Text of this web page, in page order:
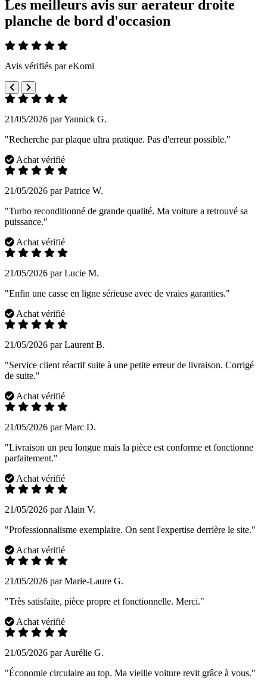
Les meilleurs avis sur aerateur droite
planche de bord d'occasion
Avis vérifiés par eKomi
21/05/2026 par Yannick G.
"Recherche par plaque ultra pratique. Pas d'erreur possible."
Achat vérifié
21/05/2026 par Patrice W.
"Turbo reconditionné de grande qualité. Ma voiture a retrouvé sa
puissance."
Achat vérifié
21/05/2026 par Lucie M.
"Enfin une casse en ligne sérieuse avec de vraies garanties."
Achat vérifié
21/05/2026 par Laurent B.
"Service client réactif suite à une petite erreur de livraison. Corrigé
de suite."
Achat vérifié
21/05/2026 par Marc D.
"Livraison un peu longue mais la pièce est conforme et fonctionne
parfaitement."
Achat vérifié
21/05/2026 par Alain V.
"Professionnalisme exemplaire. On sent l'expertise derrière le site."
Achat vérifié
21/05/2026 par Marie-Laure G.
"Très satisfaite, pièce propre et fonctionnelle. Merci."
Achat vérifié
21/05/2026 par Aurélie G.
"Économie circulaire au top. Ma vieille voiture revit grâce à vous."